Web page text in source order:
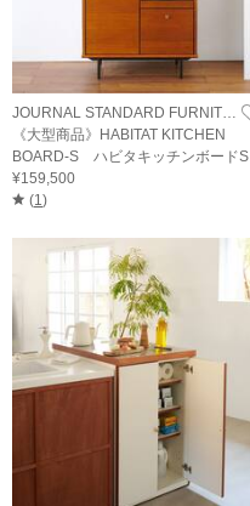
《大型商品》HABITAT KITCHEN
BOARD-S ハビタキッチンボードS
¥159,500
(1 )